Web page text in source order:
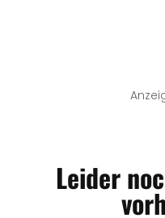
Leider